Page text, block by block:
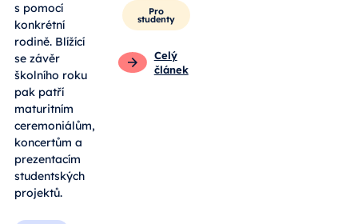
s pomocí
konkrétní
rodině. Blížící
se závěr
školního roku
pak patří
maturitním
ceremoniálům,
koncertům a
prezentacím
studentských
projektů.
Pro
studenty
Celý
článek